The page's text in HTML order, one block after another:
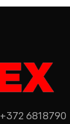
+372 6818790